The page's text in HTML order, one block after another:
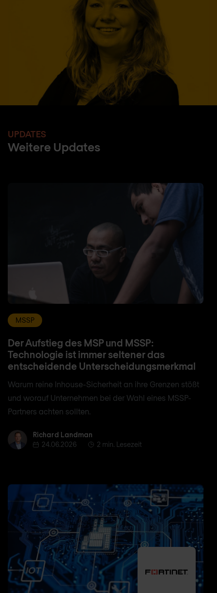
UPDATES
Weitere Updates
MSSP
Der Aufstieg des MSP und MSSP:
Technologie ist immer seltener das
entscheidende Unterscheidungsmerkmal
Warum reine Inhouse-Sicherheit an ihre Grenzen stößt
und worauf Unternehmen bei der Wahl eines MSSP-
Partners achten sollten.
Richard Landman
Richard Landman
24.06.2026
2 min. Lesezeit